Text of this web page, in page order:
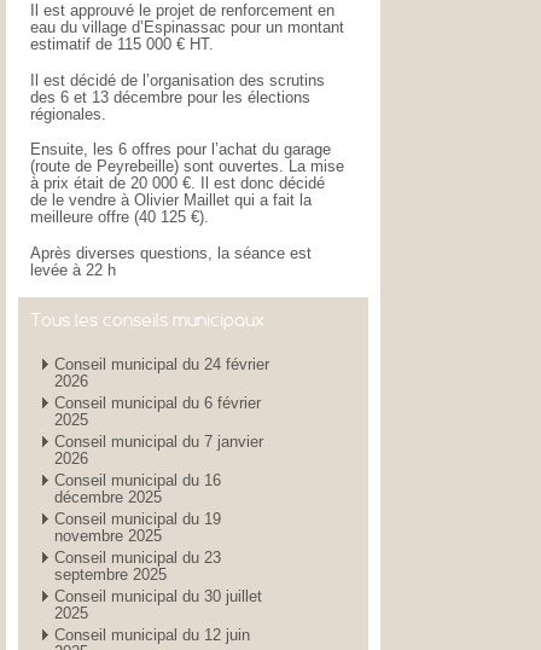
Il est approuvé le projet de renforcement en
eau du village d’Espinassac pour un montant
estimatif de 115 000 € HT.
Il est décidé de l’organisation des scrutins
des 6 et 13 décembre pour les élections
régionales.
Ensuite, les 6 offres pour l’achat du garage
(route de Peyrebeille) sont ouvertes. La mise
à prix était de 20 000 €. Il est donc décidé
de le vendre à Olivier Maillet qui a fait la
meilleure offre (40 125 €).
Après diverses questions, la séance est
levée à 22 h
Tous les conseils municipaux
Conseil municipal du 24 février
2026
Conseil municipal du 6 février
2025
Conseil municipal du 7 janvier
2026
Conseil municipal du 16
décembre 2025
Conseil municipal du 19
novembre 2025
Conseil municipal du 23
septembre 2025
Conseil municipal du 30 juillet
2025
Conseil municipal du 12 juin